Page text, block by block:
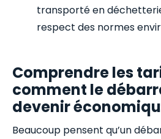
transporté en
respect des normes
Comprendre les
comment le
devenir
Beaucoup pensent qu’un